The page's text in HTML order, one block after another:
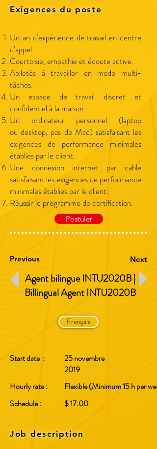
Job description
Un an d'expérience de travail en centre
d'appel.
Courtoisie, empathie et écoute active.
Abiletés à travailler en mode multi-
tâches.
Un espace de travail discret et
confidentiel à la maison.
Un ordinateur personnel (laptop
ou desktop, pas de Mac) satisfaisant les
exigences de performance minimales
établies par le client.
Une connexion internet par cable
satisfaisant les exigences de performance
minimales établies par le client.
Réussir le programme de certification.
Start date :
25 novembre
2019
Schedule :
Flexible (Minimum 15 h per
Hourly rate :
$ 17.00
Postuler
Français
Exigences du poste
Agent bilingue INTU2020B |
Billingual Agent INTU2020B
Previous Next